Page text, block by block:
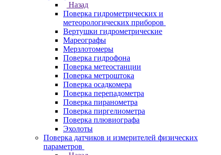
Назад
Поверка гидрометрических и
метеорологических приборов
Вертушки гидрометрические
Мареографы
Мерзлотомеры
Поверка гидрофона
Поверка метеостанции
Поверка метроштока
Поверка осадкомера
Поверка перепадометра
Поверка пиранометра
Поверка пиргелиометра
Поверка плювиографа
Эхолоты
Поверка датчиков и измерителей физических
параметров